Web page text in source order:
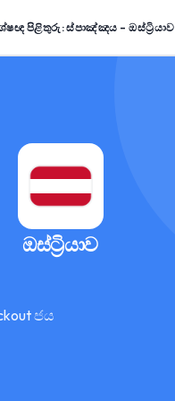
පිළිතුරු: ස්පාඤ්ඤය – ඔස්ට්‍රියාව
ඔස්ට්‍රියාව
ජය